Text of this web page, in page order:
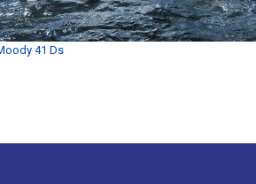
41 Ds